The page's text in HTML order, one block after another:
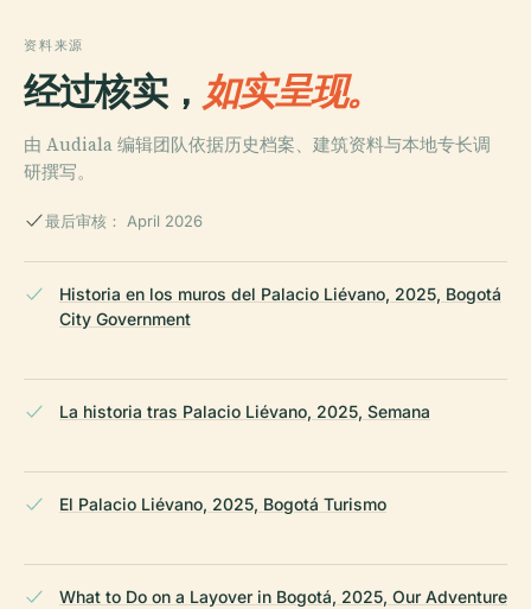
资料来源
经过核实， 如实呈现。
由 Audiala 编辑团队依据历史档案、建筑资料与本地专长调
研撰写。
最后审核： April 2026
Historia en los muros del Palacio Liévano, 2025, Bogotá
City Government
La historia tras Palacio Liévano, 2025, Semana
El Palacio Liévano, 2025, Bogotá Turismo
What to Do on a Layover in Bogotá, 2025, Our Adventure